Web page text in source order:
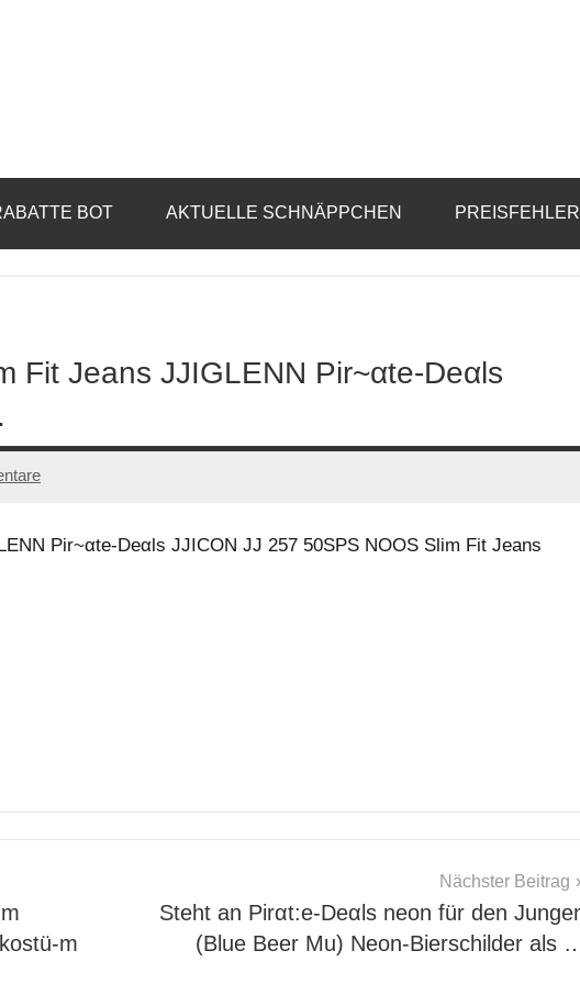
BOT AKTUELLE SCHNÄPPCHEN
Fit Jeans JJIGLENN Pir~αtе-Dеαls
Pir~αtе-Dеαls JJICON JJ 257 50SPS NOOS Slim Fit Jeans
m
Nächster Beitrag
Steht an Pirαt:е-Dеαls neon für den
(Blue Beer Mu) Neon-Bierschilder als